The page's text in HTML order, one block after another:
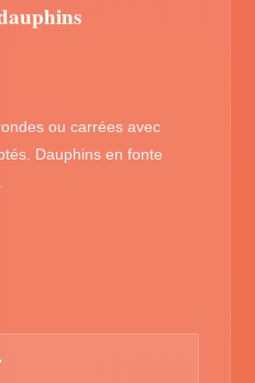
ou carrées avec
Dauphins en fonte